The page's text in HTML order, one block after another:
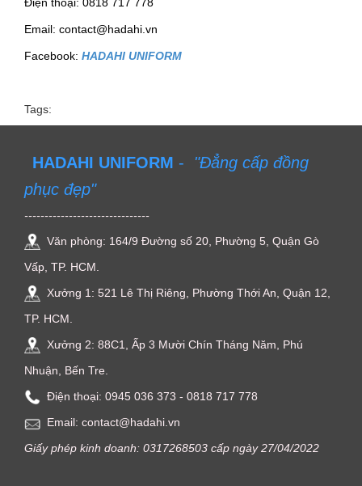
Email: contact@hadahi.vn
Facebook: HADAHI UNIFORM
Tags:
HADAHI UNIFORM - "Đẳng cấp đồng
phục đẹp"
-------------------------------
Văn phòng: 164/9 Đường số 20, Phường 5, Quận Gò
Vấp, TP. HCM.
Xưởng 1: 521 Lê Thị Riêng, Phường Thới An, Quận 12,
TP. HCM.
Xưởng 2: 88C1, Ấp 3 Mười Chín Tháng Năm, Phú
Nhuận, Bến Tre.
Điện thoại: ‭0945 036 373‬ - 0818 717 778
Email: contact@hadahi.vn
Giấy phép kinh doanh: 0317268503 cấp ngày 27/04/2022